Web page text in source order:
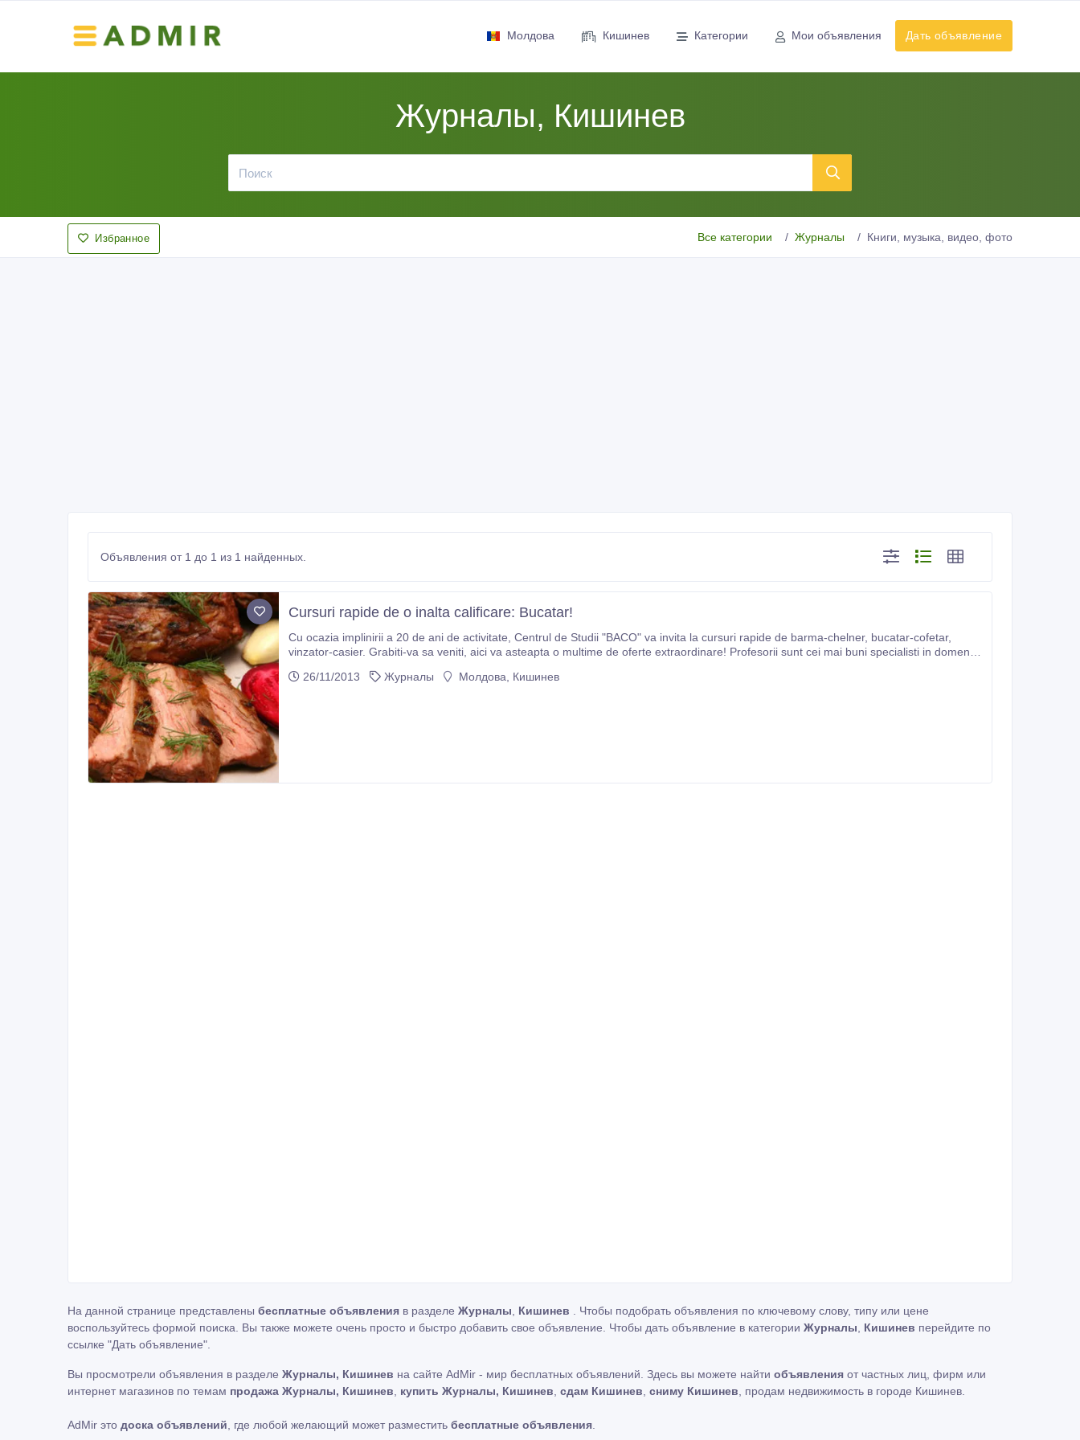
Молдова Кишинев Категории Мои объявления Дать объявление
Журналы, Кишинев
Избранное Все категории Журналы Книги, музыка, видео, фото
Объявления от 1 до 1 из 1 найденных.
Cursuri rapide de o inalta calificare: Bucatar!
Cu оcazia implinirii a 20 de ani de activitate, Centrul de Studii "BACO" va invita la cursuri rapide de barma-chelner, bucatar-cofetar,
vinzator-casier. Grabiti-va sa veniti, aici va asteapta o multime de oferte extraordinare! Profesorii sunt cei mai buni specialisti in domeniu
finisarea cursului.
26/11/2013 Журналы Молдова, Кишинев
На данной странице представлены бесплатные объявления в разделе Журналы Кишинев . Чтобы подобрать объявления по ключевому слову, типу или цене
воспользуйтесь формой поиска. Вы также можете очень просто и быстро добавить свое объявление. Чтобы дать объявление в категории Журналы Кишинев перейдите по
ссылке "Дать объявление"
Вы просмотрели объявления в разделе Журналы, Кишинев на сайте AdMir - мир бесплатных объявлений. Здесь вы можете найти объявления от частных лиц, фирм или
интернет магазинов по темам продажа Журналы, Кишинев купить Журналы, Кишинев сдам Кишинев сниму Кишинев , продам недвижимость в городе Кишинев.
AdMir это доска объявлений , где любой желающий может разместить бесплатные объявления